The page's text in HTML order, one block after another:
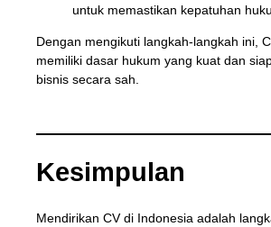
untuk memastikan kepatuhan
Dengan mengikuti langkah-langkah ini,
memiliki dasar hukum yang kuat dan
bisnis secara sah.
Kesimpulan
Mendirikan CV di Indonesia adalah